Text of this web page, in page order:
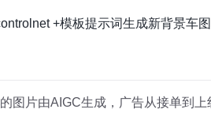
+模板提示词生成新背景车
图片由AIGC生成，广告从接单到